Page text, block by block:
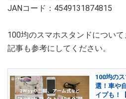
JANコード：4549131874815
100均のスマホスタンドについ
記事も参考にしてください。
100均の
選！車や
イプも！